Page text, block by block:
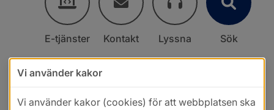
E-tjänster Kontakt Lyssna Sök
Vi använder kakor
Vi använder kakor (cookies) för att webbplatsen ska